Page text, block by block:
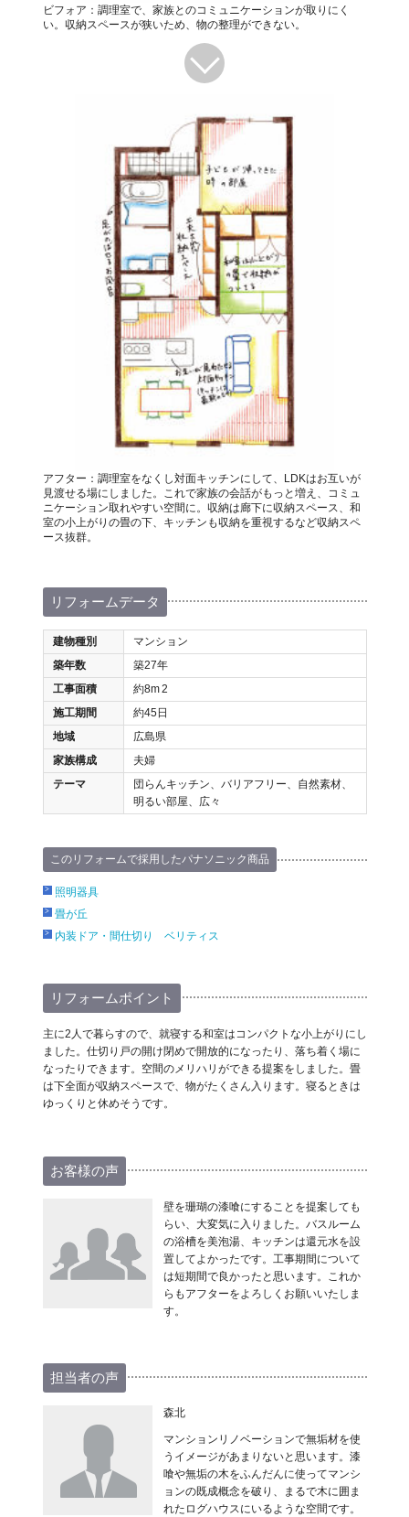
ビフォア：調理室で、家族とのコミュニケーションが取りにく
い。収納スペースが狭いため、物の整理ができない。
アフター：調理室をなくし対面キッチンにして、LDKはお互いが
見渡せる場にしました。これで家族の会話がもっと増え、コミュ
ニケーション取れやすい空間に。収納は廊下に収納スペース、和
室の小上がりの畳の下、キッチンも収納を重視するなど収納スペ
ース抜群。
リフォームデータ
建物種別
マンション
築年数
築27年
工事面積
約8m2
施工期間
約45日
地域
広島県
家族構成
夫婦
テーマ
団らんキッチン、バリアフリー、自然素材、
明るい部屋、広々
このリフォームで採用したパナソニック商品
照明器具
畳が丘
内装ドア・間仕切り ベリティス
リフォームポイント
主に2人で暮らすので、就寝する和室はコンパクトな小上がりにし
ました。仕切り戸の開け閉めで開放的になったり、落ち着く場に
なったりできます。空間のメリハリができる提案をしました。畳
は下全面が収納スペースで、物がたくさん入ります。寝るときは
ゆっくりと休めそうです。
お客様の声
壁を珊瑚の漆喰にすることを提案しても
らい、大変気に入りました。バスルーム
の浴槽を美泡湯、キッチンは還元水を設
置してよかったです。工事期間について
は短期間で良かったと思います。これか
らもアフターをよろしくお願いいたしま
す。
担当者の声
森北
マンションリノベーションで無垢材を使
うイメージがあまりないと思います。漆
喰や無垢の木をふんだんに使ってマンシ
ョンの既成概念を破り、まるで木に囲ま
れたログハウスにいるような空間です。